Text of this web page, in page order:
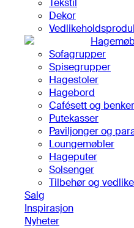
Tekstil
Dekor
Sofagrupper
Spisegrupper
Hagestoler
Hagebord
Cafésett og benker
Putekasser
Paviljonger og
Loungemøbler
Hageputer
Solsenger
Tilbehør og
Salg
Inspirasjon
Nyheter